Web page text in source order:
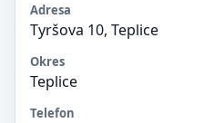
Adresa
Tyršova 10, Teplice
Okres
Teplice
Telefon